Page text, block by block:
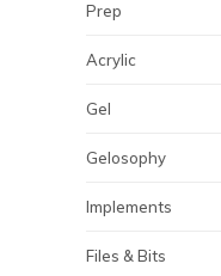
Prep
Acrylic
Gel
Gelosophy
Implements
Files & Bits